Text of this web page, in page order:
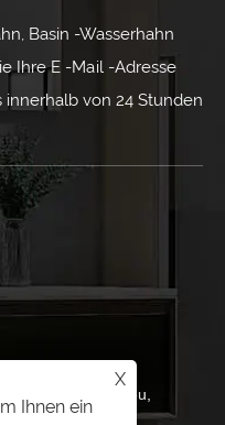
Basin -Wasserhahn
Ihre E -Mail -Adresse
von 24 Stunden
Stadt Wenzhou,
X
Ihnen ein